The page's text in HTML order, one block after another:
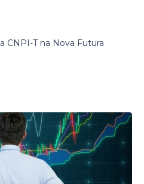
CNPI-T na Nova Futura